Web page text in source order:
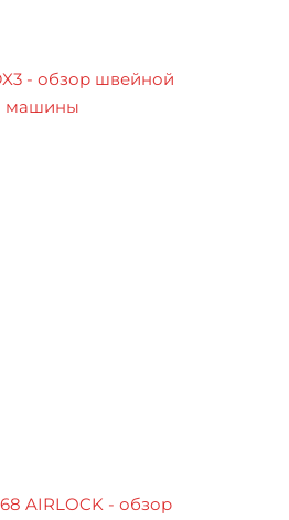
- обзор швейной
машины
AIRLOCK - обзор